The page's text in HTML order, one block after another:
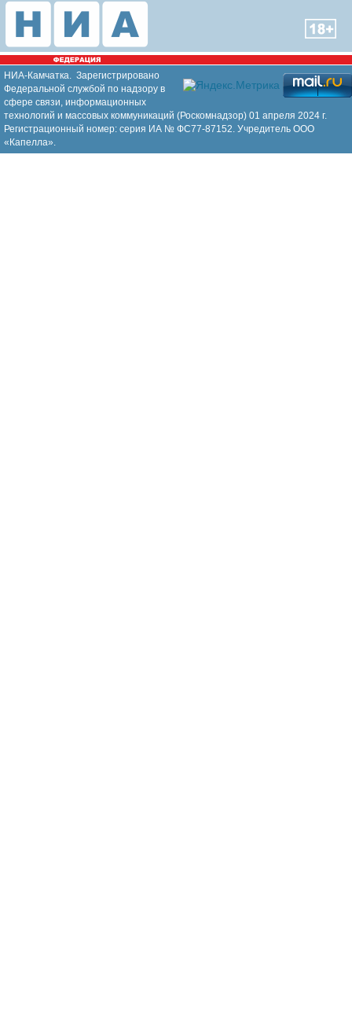
НИА-Камчатка. Зарегистрировано
Федеральной службой по надзору в
сфере связи, информационных
технологий и массовых коммуникаций (Роскомнадзор) 01 апреля 2024 г.
Регистрационный номер: серия ИА № ФС77-87152. Учредитель ООО
«Капелла».